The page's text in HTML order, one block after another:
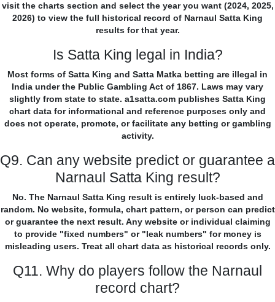
visit the charts section and select the year you want (2024, 2025,
2026) to view the full historical record of Narnaul Satta King
results for that year.
Is Satta King legal in India?
Most forms of Satta King and Satta Matka betting are illegal in
India under the Public Gambling Act of 1867. Laws may vary
slightly from state to state. a1satta.com publishes Satta King
chart data for informational and reference purposes only and
does not operate, promote, or facilitate any betting or gambling
activity.
Q9. Can any website predict or guarantee a
Narnaul Satta King result?
No. The Narnaul Satta King result is entirely luck-based and
random. No website, formula, chart pattern, or person can predict
or guarantee the next result. Any website or individual claiming
to provide "fixed numbers" or "leak numbers" for money is
misleading users. Treat all chart data as historical records only.
Q11. Why do players follow the Narnaul
record chart?